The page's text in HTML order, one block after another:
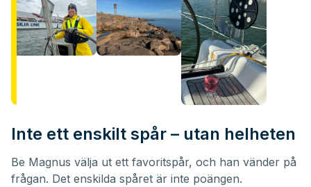
Inte ett enskilt spår – utan helheten
Be Magnus välja ut ett favoritspår, och han vänder på
frågan. Det enskilda spåret är inte poängen.